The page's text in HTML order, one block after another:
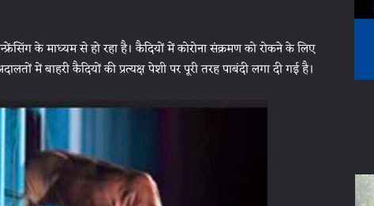
के माध्यम से हो रहा है। कैदियों में कोरोना संक्रमण को रोकने के लिए
में बाहरी कैदियों की प्रत्यक्ष पेशी पर पूरी तरह पाबंदी लगा दी गई है।